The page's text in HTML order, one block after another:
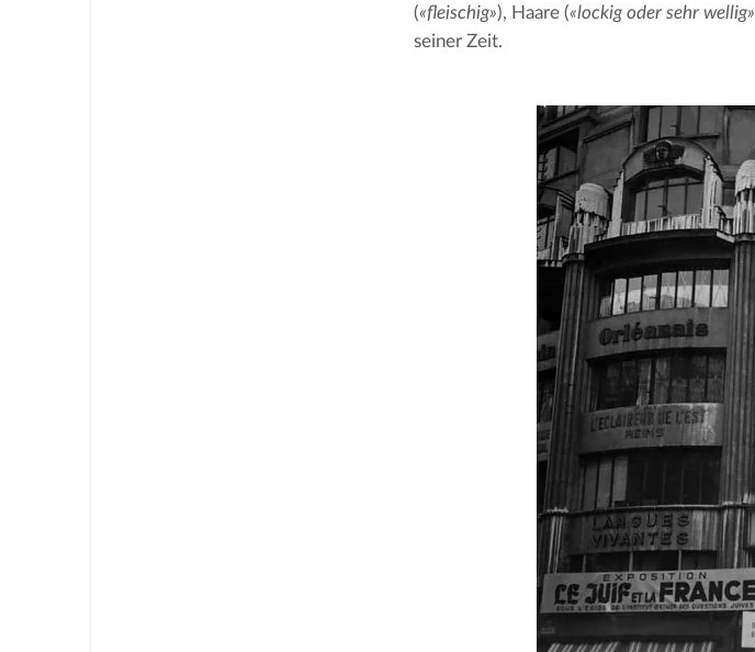
(«fleischig»), Haare («lockig oder sehr wellig»
seiner Zeit.